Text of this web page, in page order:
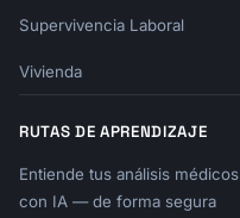
    },
      type: "boolean",
      optional: true,
    },
  },
Supervivencia Laboral
Vivienda
RUTAS DE APRENDIZAJE
Entiende tus análisis médicos
con IA — de forma segura